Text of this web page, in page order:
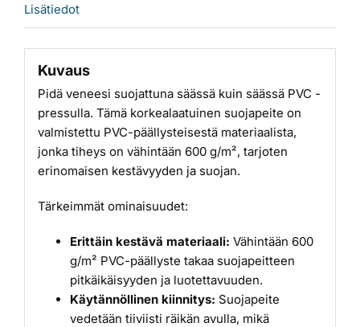
Lisätiedot
Kuvaus
Pidä veneesi suojattuna säässä kuin säässä PVC -
pressulla. Tämä korkealaatuinen suojapeite on
valmistettu PVC-päällysteisestä materiaalista,
jonka tiheys on vähintään 600 g/m², tarjoten
erinomaisen kestävyyden ja suojan.
Tärkeimmät ominaisuudet:
Erittäin kestävä materiaali: Vähintään 600
g/m² PVC-päällyste takaa suojapeitteen
pitkäikäisyyden ja luotettavuuden.
Käytännöllinen kiinnitys: Suojapeite
vedetään tiiviisti räikän avulla, mikä